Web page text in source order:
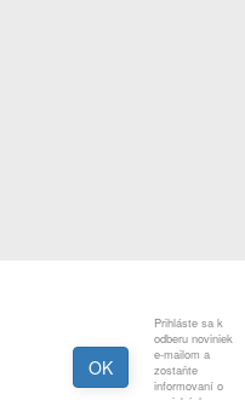
Prihláste sa k
odberu noviniek
e-mailom a
zostaňte
informovaní o